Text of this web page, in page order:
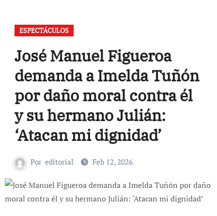
ESPECTÁCULOS
José Manuel Figueroa
demanda a Imelda Tuñón
por daño moral contra él
y su hermano Julián:
‘Atacan mi dignidad’
Por editorial Feb 12, 2026